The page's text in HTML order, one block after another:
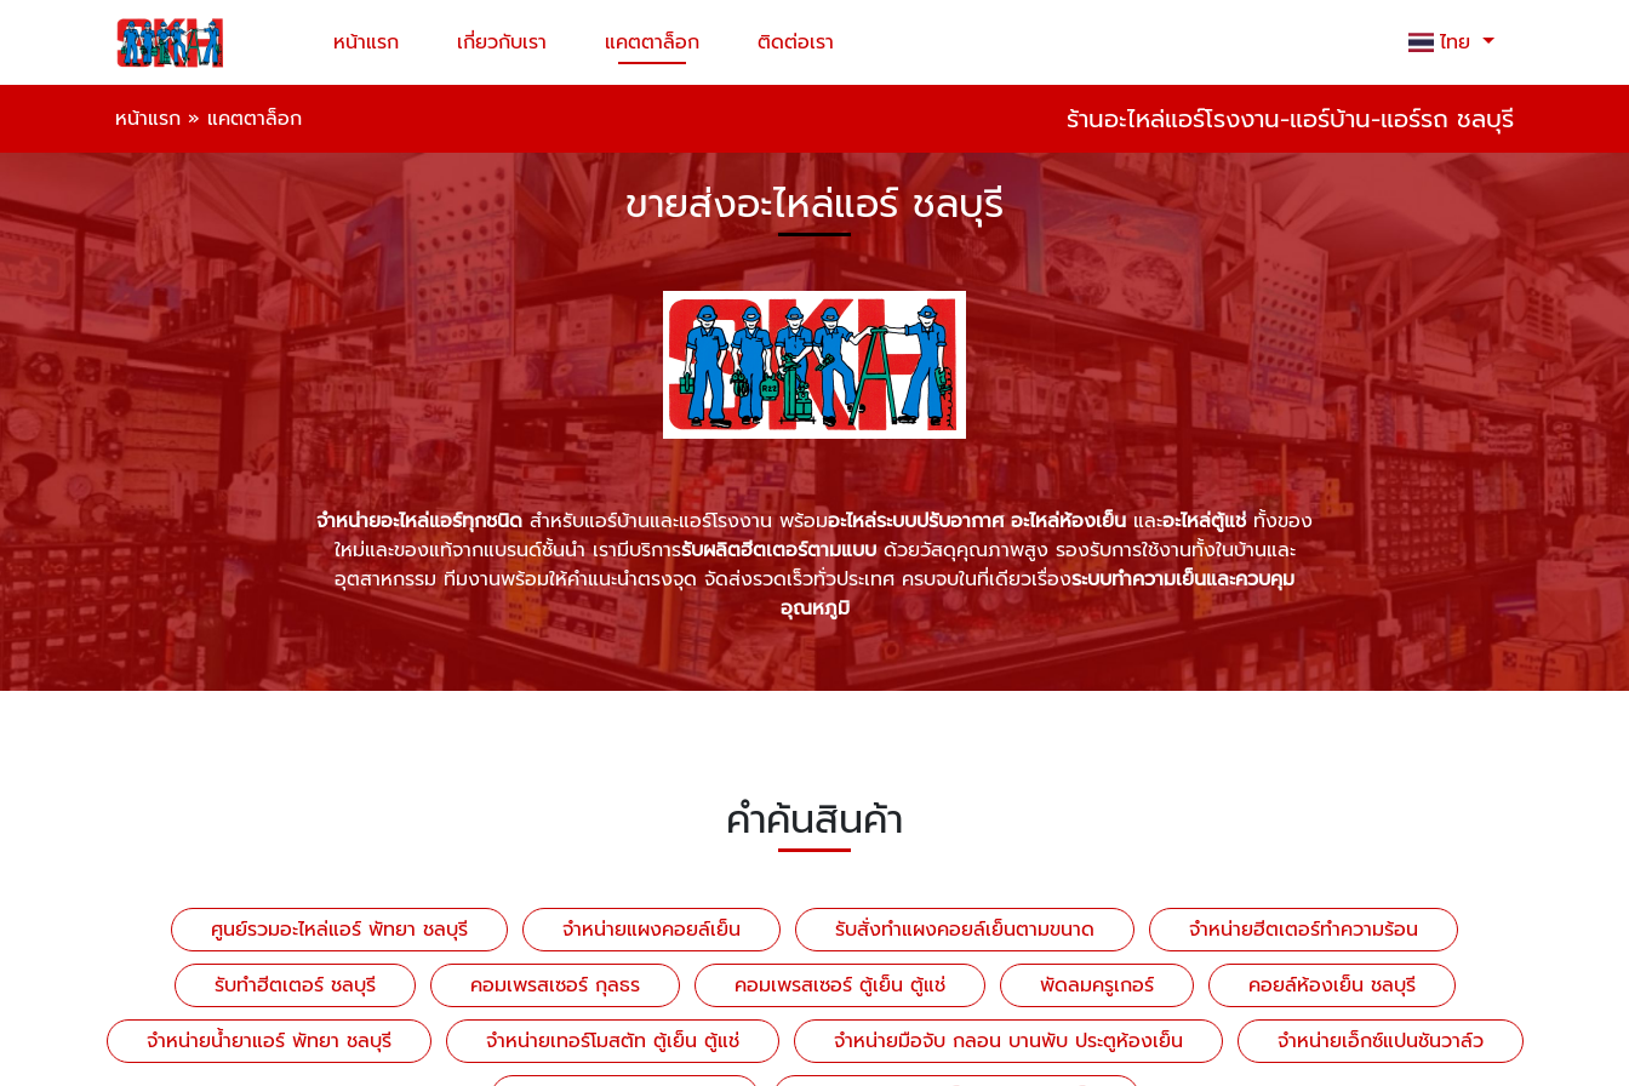
หน้าแรก เกี่ยวกับเรา แคตตาล็อก ติดต่อเรา ไทย
หน้าแรก » แคตตาล็อก ร้านอะไหล่แอร์โรงงาน-แอร์บ้าน-แอร์รถ ชลบุรี
ขายส่งอะไหล่แอร์ ชลบุรี
จำหน่ายอะไหล่แอร์ทุกชนิดสำหรับแอร์บ้านและแอร์โรงงาน พร้อมอะไหล่ระบบปรับอากาศ อะไหล่ห้องเย็นและอะไหล่ตู้แช่ทั้งของ
ใหม่และของแท้จากแบรนด์ชั้นนำ เรามีบริการรับผลิตฮีตเตอร์ตามแบบด้วยวัสดุคุณภาพสูง รองรับการใช้งานทั้งในบ้านและ
อุตสาหกรรม ทีมงานพร้อมให้คำแนะนำตรงจุด จัดส่งรวดเร็วทั่วประเทศ ครบจบในที่เดียวเรื่องระบบทำความเย็นและควบคุม
อุณหภูมิ
คำค้นสินค้า
ศูนย์รวมอะไหล่แอร์ พัทยา ชลบุรี จำหน่ายแผงคอยล์เย็น รับสั่งทำแผงคอยล์เย็นตามขนาด
จำหน่ายฮีตเตอร์ทําความร้อน
รับทําฮีตเตอร์ ชลบุรี
คอมเพรสเซอร์ กุลธร คอมเพรสเซอร์ ตู้เย็น ตู้แช่ พัดลมครูเกอร์
คอยล์ห้องเย็น ชลบุรี
จำหน่ายน้ำยาแอร์ พัทยา ชลบุรี
จำหน่ายเทอร์โมสตัท ตู้เย็น ตู้แช่ จำหน่ายมือจับ กลอน บานพับ ประตูห้องเย็น
จำหน่ายเอ็กซ์แปนชันวาล์ว